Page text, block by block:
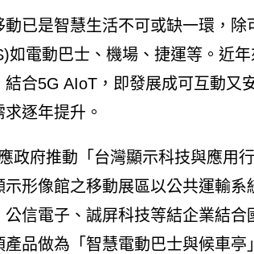
已是智慧生活不可或缺一環，除
如電動巴士、機場、捷運等。近
合5G AIoT，即發展成可互動又
逐年提升。
政府推動「台灣顯示科技與應用
形像館之移動展區以公共運輸
信電子、誠屏科技等結企業結合
品做為「智慧電動巴士與候車亭